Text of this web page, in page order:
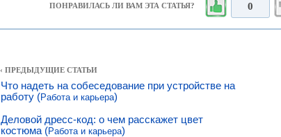
ПОНРАВИЛАСЬ ЛИ ВАМ ЭТА СТАТЬЯ? 0
‹ ПРЕДЫДУЩИЕ СТАТЬИ
Что надеть на собеседование при устройстве на
работу (Работа и карьера)
Деловой дресс-код: о чем расскажет цвет
костюма (Работа и карьера)